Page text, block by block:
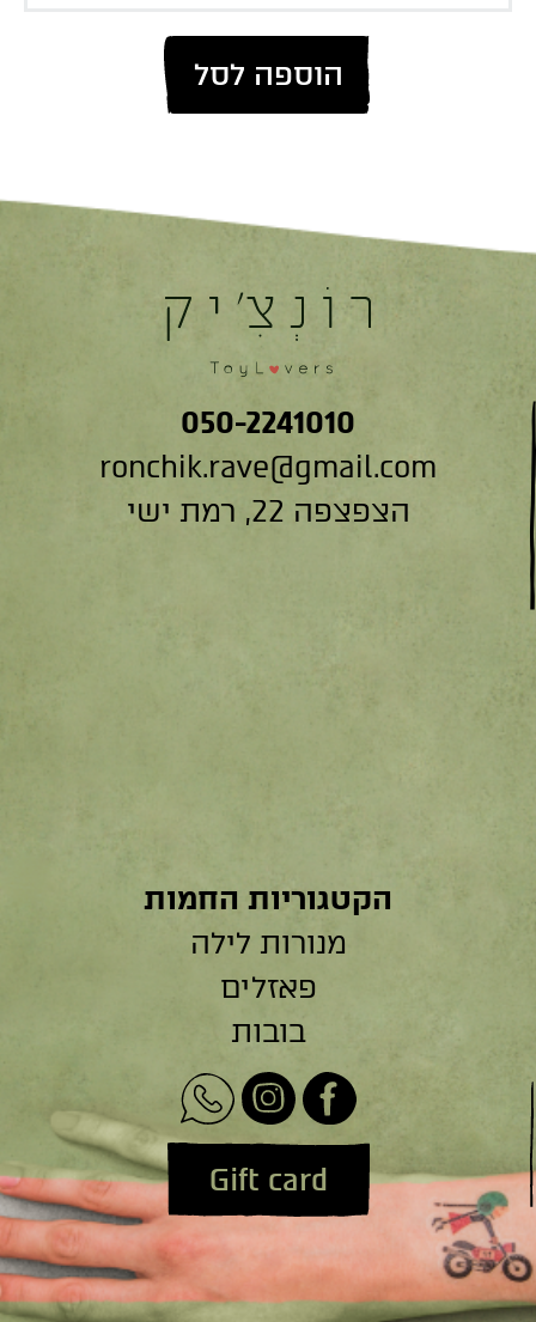
הוספה לסל
050-2241010
ronchik.rave@gmail.com
הצפצפה 22, רמת ישי
הקטגוריות החמות
מנורות לילה
פאזלים
בובות
Gift card